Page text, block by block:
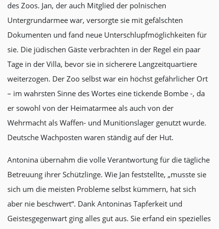
des Zoos. Jan, der auch Mitglied der polnischen
Untergrundarmee war, versorgte sie mit gefälschten
Dokumenten und fand neue Unterschlupfmöglichkeiten für
sie. Die jüdischen Gäste verbrachten in der Regel ein paar
Tage in der Villa, bevor sie in sicherere Langzeitquartiere
weiterzogen. Der Zoo selbst war ein höchst gefährlicher Ort
– im wahrsten Sinne des Wortes eine tickende Bombe -, da
er sowohl von der Heimatarmee als auch von der
Wehrmacht als Waffen- und Munitionslager genutzt wurde.
Deutsche Wachposten waren ständig auf der Hut.
Antonina übernahm die volle Verantwortung für die tägliche
Betreuung ihrer Schützlinge. Wie Jan feststellte, „musste sie
sich um die meisten Probleme selbst kümmern, hat sich
aber nie beschwert“. Dank Antoninas Tapferkeit und
Geistesgegenwart ging alles gut aus. Sie erfand ein spezielles